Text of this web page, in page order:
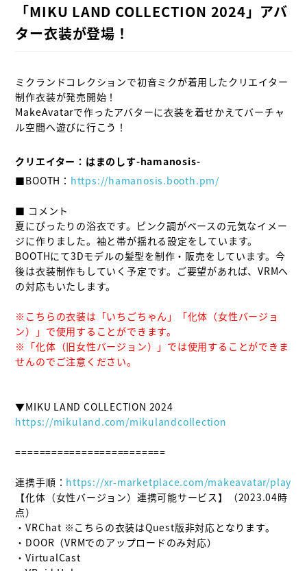
「MIKU LAND COLLECTION 2024」アバ
ター衣装が登場！
ミクランドコレクションで初音ミクが着用したクリエイター
制作衣装が発売開始！
MakeAvatarで作ったアバターに衣装を着せかえてバーチャ
ル空間へ遊びに行こう！
クリエイター：はまのしす-hamanosis-
■BOOTH： https://hamanosis.booth.pm/
■ コメント
夏にぴったりの浴衣です。ピンク調がベースの元気なイメー
ジに作りました。袖と帯が揺れる設定をしています。
BOOTHにて3Dモデルの髪型を制作・販売をしています。今
後は衣装制作もしていく予定です。ご要望があれば、VRMへ
の対応もいたします。
※こちらの衣装は「いちごちゃん」「化体（女性バージョ
ン）」で使用することができます。
※「化体（旧女性バージョン）」では使用することができま
せんのでご注意ください。
https://mikuland.com/mikulandcollection
=========================
連携手順： https://xr-marketplace.com/makeavatar/play
【化体（女性バージョン）連携可能サービス】（2023.04時
点）
・VRChat ※こちらの衣装はQuest版非対応となります。
・DOOR（VRMでのアップロードのみ対応）
・VirtualCast